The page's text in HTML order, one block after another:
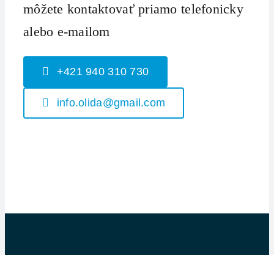
môžete kontaktovať priamo telefonicky
alebo e-mailom
+421 940 310 730
info.olida@gmail.com